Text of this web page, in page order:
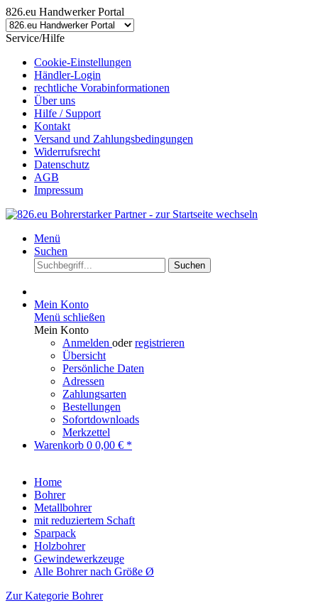
826.eu Handwerker Portal
Service/Hilfe
Cookie-Einstellungen
Händler-Login
rechtliche Vorabinformationen
Über uns
Hilfe / Support
Kontakt
Versand und Zahlungsbedingungen
Widerrufsrecht
Datenschutz
AGB
Impressum
Menü
Suchen
Suchen
Mein Konto
Menü schließen
Mein Konto
Anmelden oderregistrieren
Übersicht
Persönliche Daten
Adressen
Zahlungsarten
Bestellungen
Sofortdownloads
Merkzettel
Warenkorb 0 0,00 € *
Home
Bohrer
Metallbohrer
mit reduziertem Schaft
Sparpack
Holzbohrer
Gewindewerkzeuge
Alle Bohrer nach Größe Ø
Zur Kategorie Bohrer